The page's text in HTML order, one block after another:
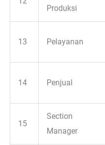
Produksi
13 Pelayanan
14 Penjual
15
Section
Manager